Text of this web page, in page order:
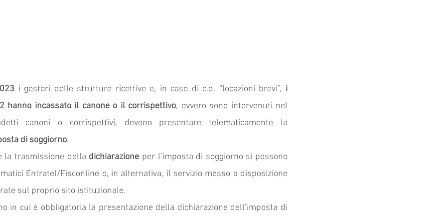
i gestori delle strutture ricettive e, in caso di c.d. “locazioni brevi”, i
hanno incassato il canone o il corrispettivo, ovvero sono intervenuti nel
canoni o corrispettivi, devono presentare telematicamente la
di soggiorno.
la trasmissione della dichiarazione per l’imposta di soggiorno si possono
Entratel/Fisconline o, in alternativa, il servizio messo a disposizione
sul proprio sito istituzionale.
in cui è obbligatoria la presentazione della dichiarazione dell’imposta di